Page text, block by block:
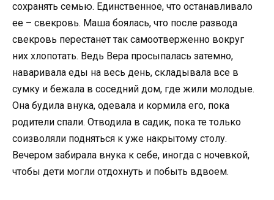
сохранять семью. Единственное, что останавливало
ее – свекровь. Маша боялась, что после развода
свекровь перестанет так самоотверженно вокруг
них хлопотать. Ведь Вера просыпалась затемно,
наваривала еды на весь день, складывала все в
сумку и бежала в соседний дом, где жили молодые.
Она будила внука, одевала и кормила его, пока
родители спали. Отводила в садик, пока те только
соизволяли подняться к уже накрытому столу.
Вечером забирала внука к себе, иногда с ночевкой,
чтобы дети могли отдохнуть и побыть вдвоем.